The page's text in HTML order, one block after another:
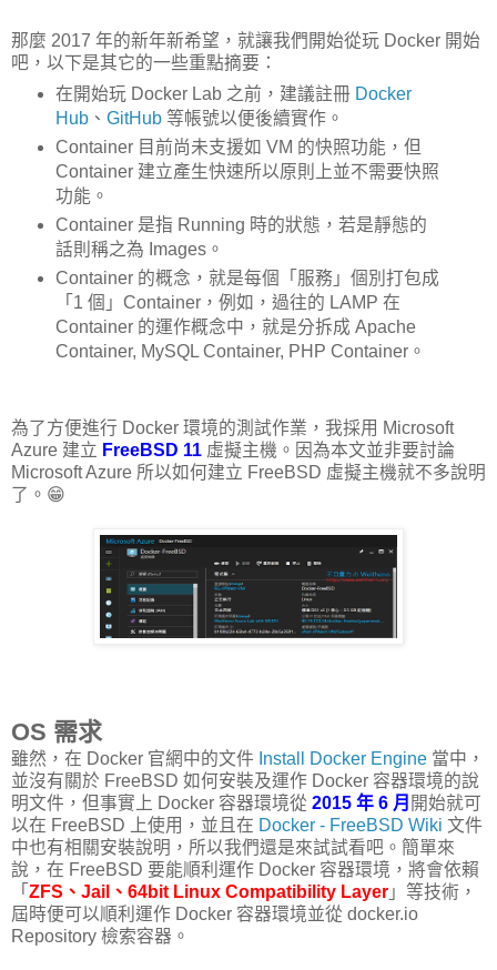
那麼 2017 年的新年新希望，就讓我們開始從玩 Docker 開始
吧，以下是其它的一些重點摘要：
在開始玩 Docker Lab 之前，建議註冊 Docker
Hub、 GitHub等帳號以便後續實作。
Container 目前尚未支援如 VM 的快照功能，但
Container 建立產生快速所以原則上並不需要快照
功能。
Container 是指 Running 時的狀態，若是靜態的
話則稱之為 Images。
Container 的概念，就是每個「服務」個別打包成
「1 個」Container，例如，過往的 LAMP 在
Container 的運作概念中，就是分拆成 Apache
Container, MySQL Container, PHP Container。
為了方便進行 Docker 環境的測試作業，我採用 Microsoft
Azure 建立 FreeBSD 11 虛擬主機。因為本文並非要討論
Microsoft Azure 所以如何建立 FreeBSD 虛擬主機就不多說明
了。😁
OS 需求
雖然，在 Docker 官網中的文件 Install Docker Engine 當中，
並沒有關於 FreeBSD 如何安裝及運作 Docker 容器環境的說
明文件，但事實上 Docker 容器環境從 2015 年 6 月 開始就可
以在 FreeBSD 上使用，並且在 Docker - FreeBSD Wiki 文件
中也有相關安裝說明，所以我們還是來試試看吧。簡單來
說，在 FreeBSD 要能順利運作 Docker 容器環境，將會依賴
「 ZFS、Jail、64bit Linux Compatibility Layer 」等技術，
屆時便可以順利運作 Docker 容器環境並從 docker.io
Repository 檢索容器。